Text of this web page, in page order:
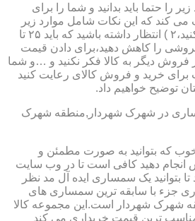
را حتما باید بدانید و شما را برای
کند که این نکات شامل موارد زیر
است:۱ ) به خوبی تحقیق کنید،۲ ) انتظار داشته باشید که باید ۲۵ تا
فروشی را کاهش دهید،برای دادن قیمت
باشید،۴ ) پس از فروش دیگر به کالا فکر نکنید و …و شما
برای خرید و فروش کالای رعایت کنید
توضیح خواهیم داد.
در شهرک شهردار,منطقه شهرک
که بتوانید به صورت مطمئن و
دهید کافی است تا در وب سایت
بتوانید یک سمساری ایده آل مد نظر
جزء با سابقه ترین سمساری های
شهرک شهردار است.این مجموعه کالا
ترین قیمت خریداری می کند